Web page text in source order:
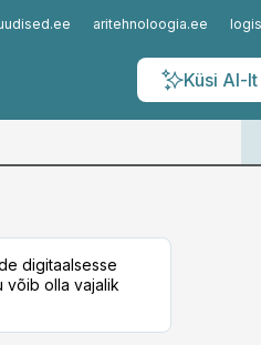
aritehnoloogia.ee
Küsi AI-lt
digitaalsesse
võib olla vajalik